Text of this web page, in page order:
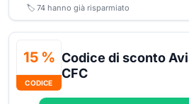
🏷️ 74 hanno già risparmiato
15 %
CODICE
Codice di sconto
CFC